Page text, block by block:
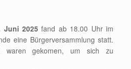
Juni 2025 fand ab 18.00 Uhr im
eine Bürgerversammlung statt.
waren gekomen, um sich zu